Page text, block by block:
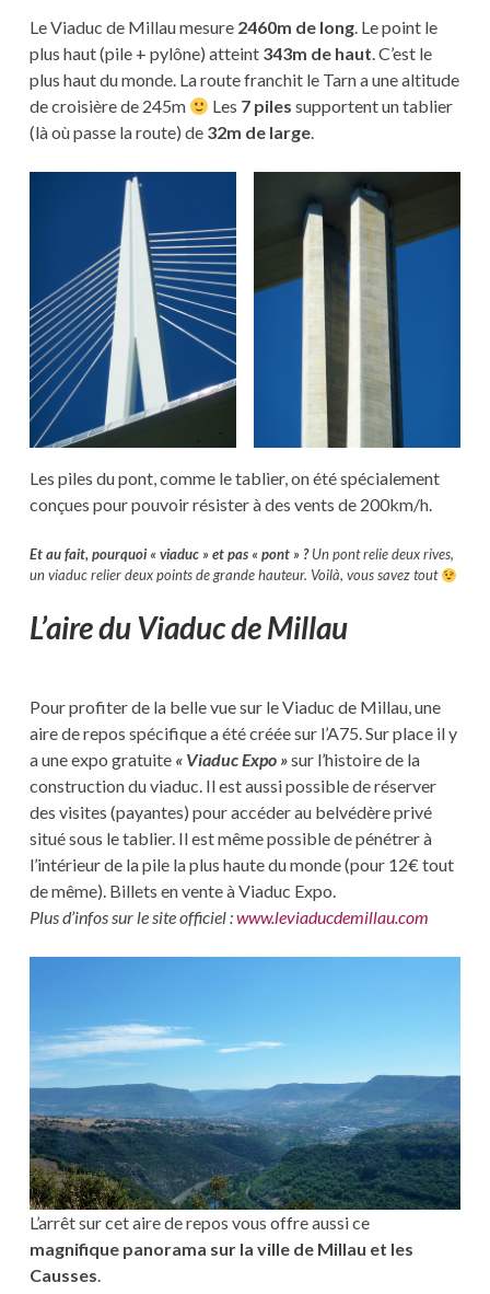
Le Viaduc de Millau mesure 2460m de long. Le point le
plus haut (pile + pylône) atteint 343m de haut. C’est le
plus haut du monde. La route franchit le Tarn a une altitude
de croisière de 245m
Les 7 piles supportent un tablier
(là où passe la route) de 32m de large.
Les piles du pont, comme le tablier, on été spécialement
conçues pour pouvoir résister à des vents de 200km/h.
Et au fait, pourquoi « viaduc » et pas « pont » ?Un pont relie deux rives,
un viaduc relier deux points de grande hauteur. Voilà, vous savez tout
L’aire du Viaduc de Millau
Pour profiter de la belle vue sur le Viaduc de Millau, une
aire de repos spécifique a été créée sur l’A75. Sur place il y
a une expo gratuite « Viaduc Expo »sur l’histoire de la
construction du viaduc. Il est aussi possible de réserver
des visites (payantes) pour accéder au belvédère privé
situé sous le tablier. Il est même possible de pénétrer à
l’intérieur de la pile la plus haute du monde (pour 12€ tout
de même). Billets en vente à Viaduc Expo.
Plus d’infos sur le site officiel :www.leviaducdemillau.com
L’arrêt sur cet aire de repos vous offre aussi ce
magnifique panorama sur la ville de Millau et les
Causses.